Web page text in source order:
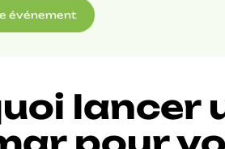
événement
lancer